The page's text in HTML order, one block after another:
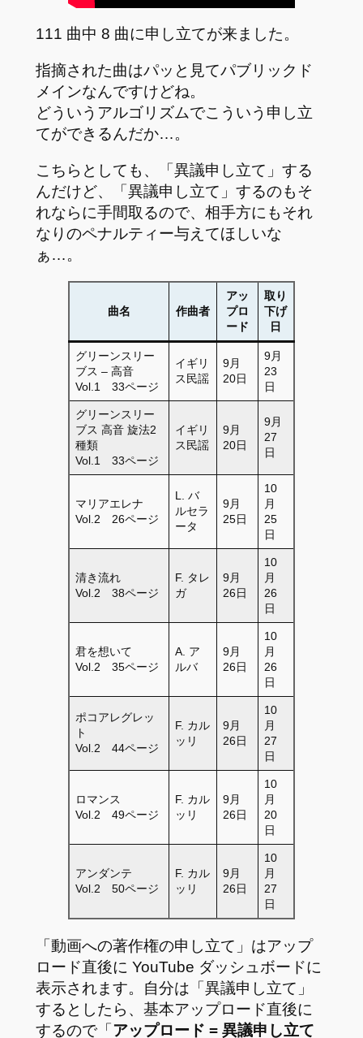
111 曲中 8 曲に申し立てが来ました。
指摘された曲はパッと見てパブリックド
メインなんですけどね。
どういうアルゴリズムでこういう申し立
てができるんだか…。
こちらとしても、「異議申し立て」する
んだけど、「異議申し立て」するのもそ
れならに手間取るので、相手方にもそれ
なりのペナルティー与えてほしいな
ぁ…。
曲名 作曲者
アッ
プロ
ード
取り
下げ
日
グリーンスリー
ブス – 高音
Vol.1 33ページ
イギリ
ス民謡
9月
20日
9月
23
日
グリーンスリー
ブス 高音 旋法2
種類
Vol.1 33ページ
イギリ
ス民謡
9月
20日
9月
27
日
マリアエレナ
Vol.2 26ページ
L. バ
ルセラ
ータ
9月
25日
10
月
25
日
清き流れ
Vol.2 38ページ
F. タレ
ガ
9月
26日
10
月
26
日
君を想いて
Vol.2 35ページ
A. ア
ルバ
9月
26日
10
月
26
日
ポコアレグレッ
ト
Vol.2 44ページ
F. カル
ッリ
9月
26日
10
月
27
日
ロマンス
Vol.2 49ページ
F. カル
ッリ
9月
26日
10
月
20
日
アンダンテ
Vol.2 50ページ
F. カル
ッリ
9月
26日
10
月
27
日
「動画への著作権の申し立て」はアップ
ロード直後に YouTube ダッシュボードに
表示されます。自分は「異議申し立て」
するとしたら、基本アップロード直後に
するので「アップロード = 異議申し立て